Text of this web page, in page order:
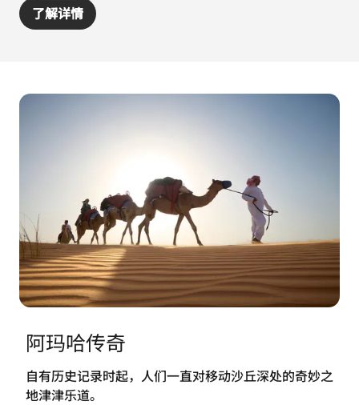
了解详情
阿玛哈传奇
自有历史记录时起，人们一直对移动沙丘深处的奇妙之
地津津乐道。